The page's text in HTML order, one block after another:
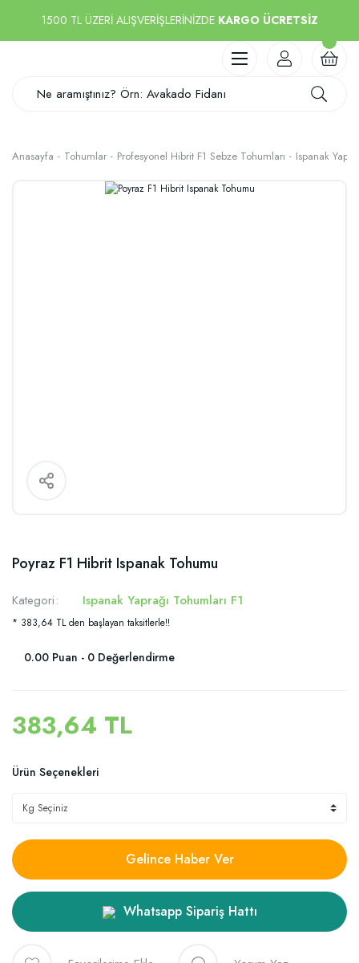
1500 TL ÜZERİ ALIŞVERİŞLERİNİZDE KARGO ÜCRETSİZ
Anasayfa Tohumlar Profesyonel Hibrit F1 Sebze Tohumları Ispanak
Poyraz F1 Hibrit Ispanak Tohumu
Kategori Ispanak Yaprağı Tohumları F1
* 383,64 TL den başlayan taksitlerle!!
0.00 Puan - 0 Değerlendirme
383,64 TL
Ürün Seçenekleri
Gelince Haber Ver
Whatsapp Sipariş Hattı